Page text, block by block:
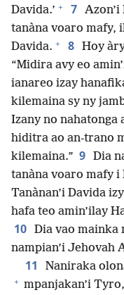
Davida.’ + 7
tanàna voaro mafy,
Davida. + 8 Hoy
“Midira avy eo
ianareo izay
kilemaina sy ny
Izany no nahatonga
hiditra ao an-trano
kilemaina.” 9 Dia
tanàna voaro mafy
Tanànan’i Davida
hafa teo amin’ilay
10 Dia vao mainka
nampian’i Jehovah
11 Naniraka
+ mpanjakan’i